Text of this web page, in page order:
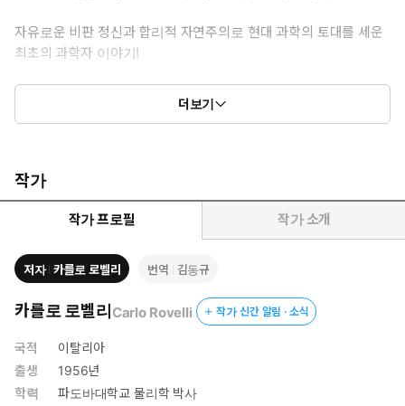
자유로운 비판 정신과 합리적 자연주의로 현대 과학의 토대를 세운
최초의 과학자 이야기!
우리는 과학의 시대를 살고 있다고 말한다. 지구 밖 인간의 거처를
모색하고, 유전자를 편집하는 기술이 현실이 된 시대다. 이 거대한
드로스가 바로 이 여정의 주인공이다. 세계적 물리학자이자 『과학
하는 인간의 태도』의 저자인 카를로 로벨리는 아낙시만드로스를
인류 최초의 과학자로 조명한다.
‘세계를 설명하는 데 신이 필요한가? 자연을 관장하는 법칙은 자연
현상에서 찾아야 하는 것이 아닌가?’ 이러한 아낙시만드로스의 발
상은 고대 세계관에 혁명을 가져왔다. 비판적 태도와 자연주의적 관
점, 과학적 사고의 두 기둥이 세워지는 순간이었다. 우주과학, 기상
학, 지질학, 생물학 등 여러 현대 과학이 아낙시만드로스의 업적에
기대고 있다. 저자는 그런 혁명이 기원전 6세기 그리스에서 일어날
수밖에 없었던 이유를 역사 속에서 추적한다.
더보기
작가
작가 프로필 작가 소개
저자 카를로 로벨리 번역 김동규
카를로 로벨리 Carlo Rovelli 작가 신간 알림 · 소식
국적
이탈리아
출생
1956년
학력
파도바대학교 물리학 박사